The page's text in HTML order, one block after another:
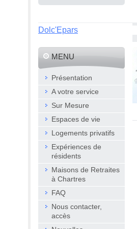
Dolc'Epars
MENU
Présentation
A votre service
Sur Mesure
Espaces de vie
Logements privatifs
Expériences de
résidents
Maisons de Retraites
à Chartres
FAQ
Nous contacter,
accès